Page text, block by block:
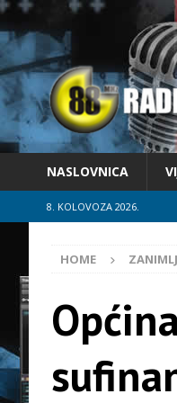
NASLOVNICA
8. KOLOVOZA 2026.
HOME